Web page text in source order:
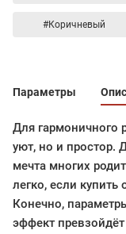
#Коричневый
Параметры
Для гармоничного
уют, но и простор.
мечта многих
легко, если купить
Конечно,
эффект